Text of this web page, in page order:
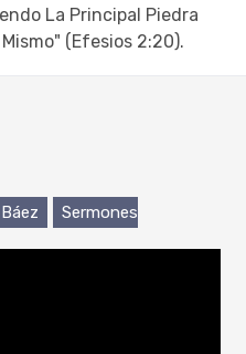
La Principal Piedra
(Efesios 2:20).
Sermones